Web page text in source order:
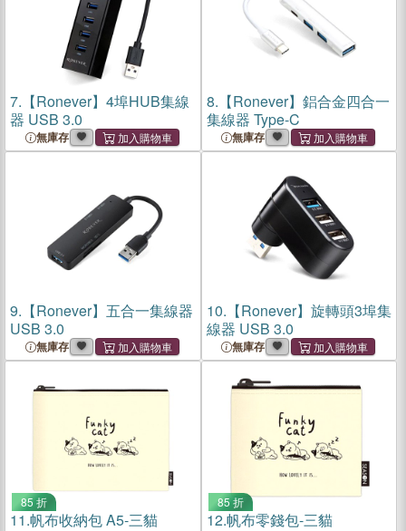
7. 【Ronever】4埠HUB集線
器 USB 3.0
無庫存
8. 【Ronever】鋁合金四合一
集線器 Type-C
無庫存
9. 【Ronever】五合一集線器
USB 3.0
無庫存
10. 【Ronever】旋轉頭3埠集
線器 USB 3.0
無庫存
85 折
11.帆布收納包 A5-三貓
85 折
12.帆布零錢包-三貓